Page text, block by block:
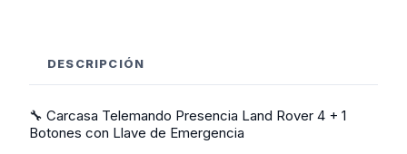
Llave
cantidad
DESCRIPCIÓN
🔧 Carcasa Telemando Presencia Land Rover 4 + 1
Botones con Llave de Emergencia